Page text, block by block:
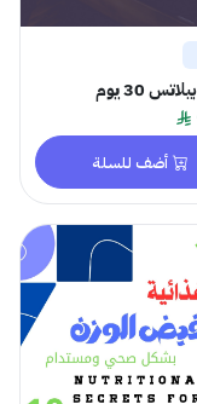
30 يوم
أضف للسلة